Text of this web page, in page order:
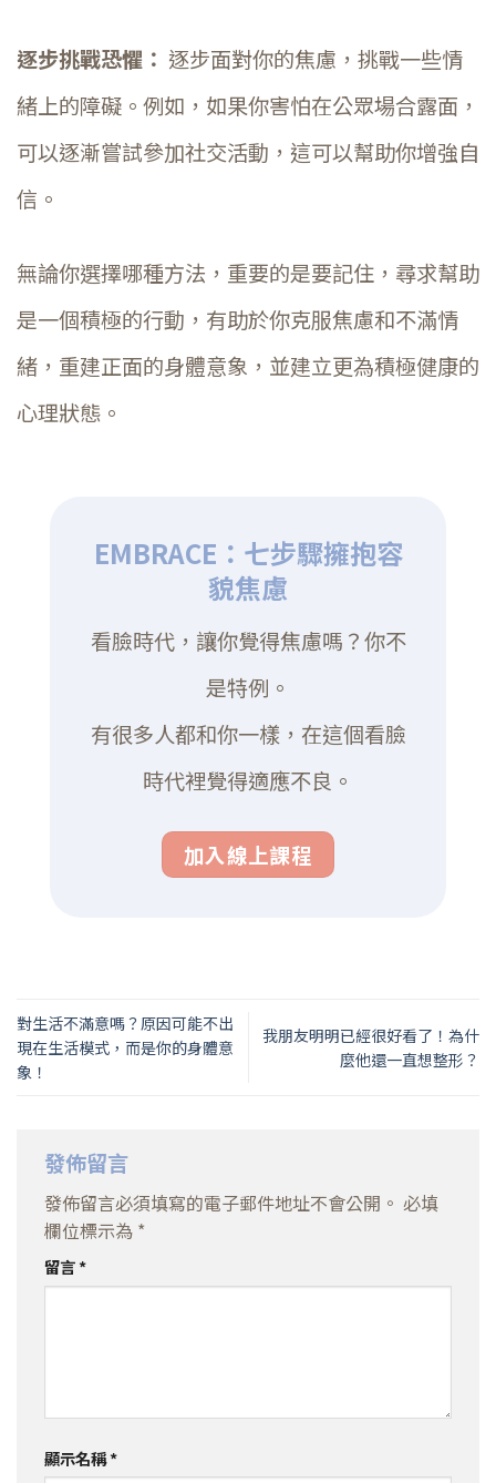
逐步挑戰恐懼： 逐步面對你的焦慮，挑戰一些情
緒上的障礙。例如，如果你害怕在公眾場合露面，
可以逐漸嘗試參加社交活動，這可以幫助你增強自
信。
無論你選擇哪種方法，重要的是要記住，尋求幫助
是一個積極的行動，有助於你克服焦慮和不滿情
緒，重建正面的身體意象，並建立更為積極健康的
心理狀態。
EMBRACE：七步驟擁抱容
貌焦慮
看臉時代，讓你覺得焦慮嗎？你不
是特例。
有很多人都和你一樣，在這個看臉
時代裡覺得適應不良。
加入線上課程
對生活不滿意嗎？原因可能不出
現在生活模式，而是你的身體意
象！
我朋友明明已經很好看了！為什
麼他還一直想整形？
發佈留言
發佈留言必須填寫的電子郵件地址不會公開。 必填
欄位標示為 *
留言*
顯示名稱*